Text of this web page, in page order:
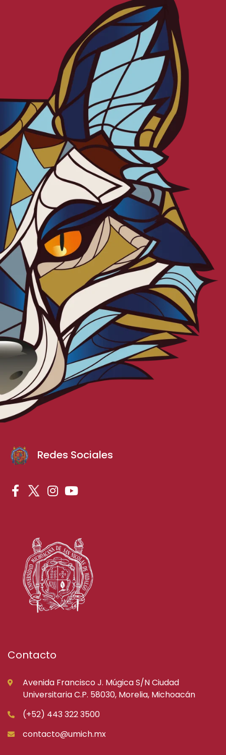
Redes Sociales
Contacto
Avenida Francisco J. Múgica S/N Ciudad
Universitaria C.P. 58030, Morelia, Michoacán
(+52) 443 322 3500
contacto@umich.mx